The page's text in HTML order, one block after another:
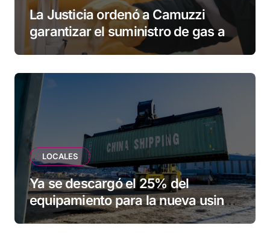
La Justicia ordenó a Camuzzi
garantizar el suministro de gas a
una familia de Tolhuin
LOCALES
Ya se descargó el 25% del
equipamiento para la nueva usina
de Ushuaia